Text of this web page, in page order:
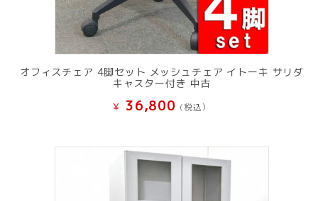
オフィスチェア 4脚セット メッシュチェア イトーキ サリダ
キャスター付き 中古
¥ 36,800 (税込）